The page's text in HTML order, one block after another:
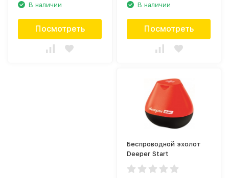
В наличии
Посмотреть
В наличии
Посмотреть
Беспроводной эхолот
Deeper Start